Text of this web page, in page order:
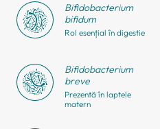
Bifidobacterium
bifidum
Rol esențial în digestie
Bifidobacterium
breve
Prezentă în laptele
matern